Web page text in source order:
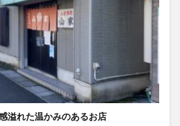
溢れた温かみのあるお店